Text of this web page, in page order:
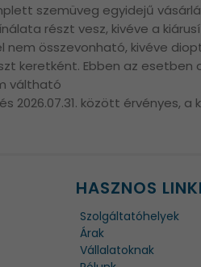
szemüveg egyidejű
részt vesz, kivéve a
nem összevonható, kivéve
keretként. Ebben az esetben
váltható
2026.07.31. között
HASZNOS
Szolgáltatóhelyek
Árak
Vállalatoknak